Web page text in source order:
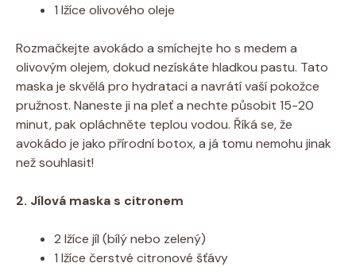
1 lžíce olivového oleje
Rozmačkejte avokádo a smíchejte ho s medem a
olivovým olejem, dokud nezískáte hladkou pastu. Tato
maska je skvělá pro hydrataci a navrátí vaší pokožce
pružnost. Naneste ji na pleť a nechte působit 15-20
minut, pak opláchněte teplou vodou. Říká se, že
avokádo je jako přírodní botox, a já tomu nemohu jinak
než souhlasit!
2. Jílová maska s citronem
2 lžíce jíl (bílý nebo zelený)
1 lžíce čerstvé citronové šťávy